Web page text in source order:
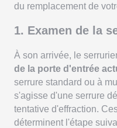
du remplacement de
1. Examen de la
À son arrivée, le
de la porte d'entrée
serrure standard ou à
s'agisse d'une serrure
tentative d'effraction.
déterminent l'étape